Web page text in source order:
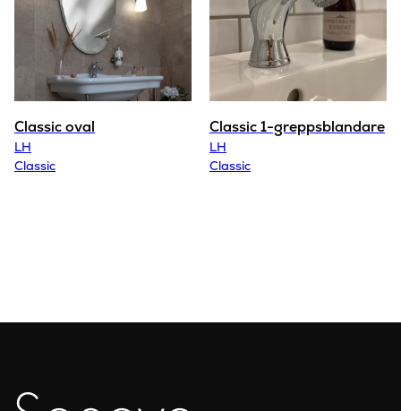
Classic oval
LH
Classic
Classic 1-greppsblandare
LH
Classic